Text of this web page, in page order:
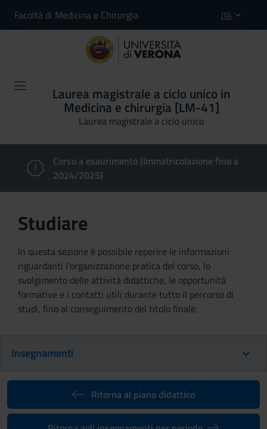
Facoltà di Medicina e Chirurgia ITA
Laurea magistrale a ciclo unico in
Medicina e chirurgia [LM-41]
Laurea magistrale a ciclo unico
Corso a esaurimento (Immatricolazione fino a
2024/2025)
Studiare
In questa sezione è possibile reperire le informazioni
riguardanti l'organizzazione pratica del corso, lo
svolgimento delle attività didattiche, le opportunità
formative e i contatti utili durante tutto il percorso di
studi, fino al conseguimento del titolo finale.
Insegnamenti
Ritorna al piano didattico